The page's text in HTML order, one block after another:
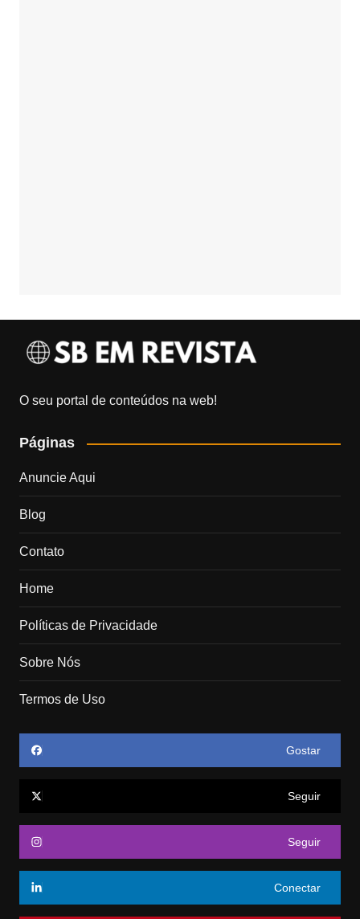
O seu portal de conteúdos na web!
Páginas
Anuncie Aqui
Blog
Contato
Home
Políticas de Privacidade
Sobre Nós
Termos de Uso
Gostar
Seguir
Seguir
Conectar